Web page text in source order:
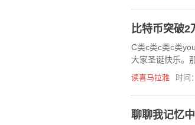
比特币突破2
C类c类c类c类
大家圣诞快乐。
天前，十二月十
读喜马拉雅 时间
聊聊我记忆